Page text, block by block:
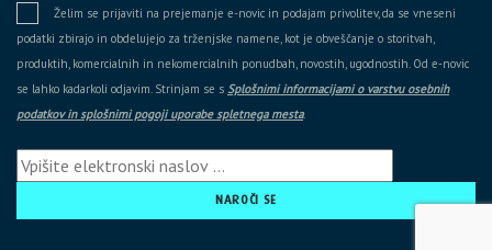
Želim se prijaviti na prejemanje e-novic in podajam privolitev, da se vneseni
podatki zbirajo in obdelujejo za trženjske namene, kot je obveščanje o storitvah,
produktih, komercialnih in nekomercialnih ponudbah, novostih, ugodnostih. Od e-novic
se lahko kadarkoli odjavim. Strinjam se s Splošnimi informacijami o varstvu osebnih
podatkov in splošnimi pogoji uporabe spletnega mesta.